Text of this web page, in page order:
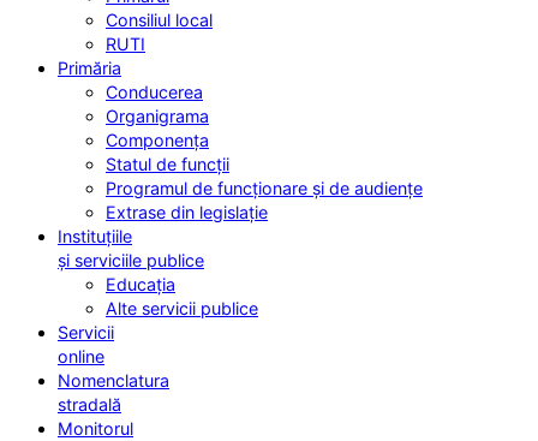
Consiliul local
RUTI
Primăria
Conducerea
Organigrama
Componența
Statul de funcții
Programul de funcționare și de audiențe
Extrase din legislație
Instituțiile
și serviciile publice
Educația
Alte servicii publice
Servicii
online
Nomenclatura
stradală
Monitorul